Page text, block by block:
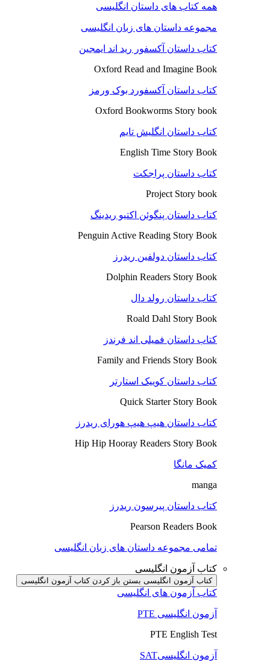
همه کتاب های داستان انگلیسی
مجموعه داستان های زبان انگلیسی
کتاب داستان آکسفور رید اند ایمجین
Oxford Read and Imagine Book
کتاب داستان آکسفورد بوک ورمز
Oxford Bookworms Story book
کتاب داستان انگلیش تایم
English Time Story Book
کتاب داستان پراجکت
Project Story book
کتاب داستان پنگوئن اکتیو ریدینگ
Penguin Active Reading Story Book
کتاب داستان دولفین ریدرز
Dolphin Readers Story Book
کتاب داستان رولد دال
Roald Dahl Story Book
کتاب داستان فمیلی اند فرندز
Family and Friends Story Book
کتاب داستان کوییک استارتر
Quick Starter Story Book
کتاب داستان هیپ هیپ هورای ریدرز
Hip Hip Hooray Readers Story Book
کمیک مانگا
manga
کتاب داستان پیرسون ریدرز
Pearson Readers Book
تمامی مجموعه داستان های زبان انگلیسی
کتاب آزمون انگلیسی
کتاب آزمون انگلیسی بستن باز کردن کتاب آزمون انگلیسی
کتاب آزمون های انگلیسی
آزمون انگلیسی PTE
PTE English Test
آزمون انگلیسیSAT